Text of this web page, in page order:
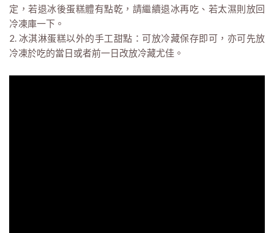
定，若退冰後蛋糕體有點乾，請繼續退冰再吃、若太濕則放回
冷凍庫一下。
2. 冰淇淋蛋糕以外的手工甜點：可放冷藏保存即可，亦可先放
冷凍於吃的當日或者前一日改放冷藏尤佳。